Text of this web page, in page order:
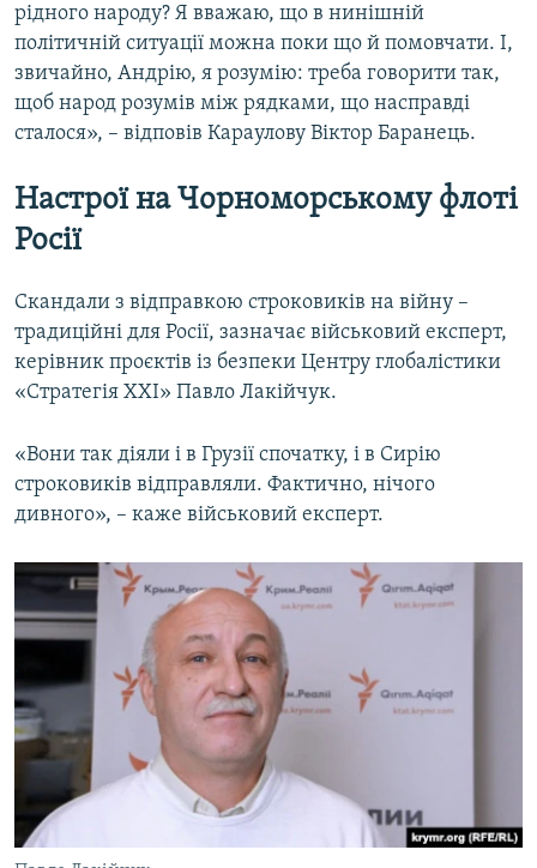
рідного народу? Я вважаю, що в нинішній
політичній ситуації можна поки що й помовчати. І,
звичайно, Андрію, я розумію: треба говорити так,
щоб народ розумів між рядками, що насправді
сталося», – відповів Караулову Віктор Баранець.
Настрої на Чорноморському флоті
Росії
Скандали з відправкою строковиків на війну –
традиційні для Росії, зазначає військовий експерт,
керівник проєктів із безпеки Центру глобалістики
«Стратегія ХХІ» Павло Лакійчук.
«Вони так діяли і в Грузії спочатку, і в Сирію
строковиків відправляли. Фактично, нічого
дивного», – каже військовий експерт.